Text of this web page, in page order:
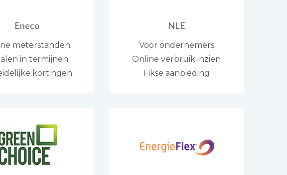
Eneco
meterstanden
in termijnen
kortingen
NLE
Voor ondernemers
Online verbruik inzien
Fikse aanbieding